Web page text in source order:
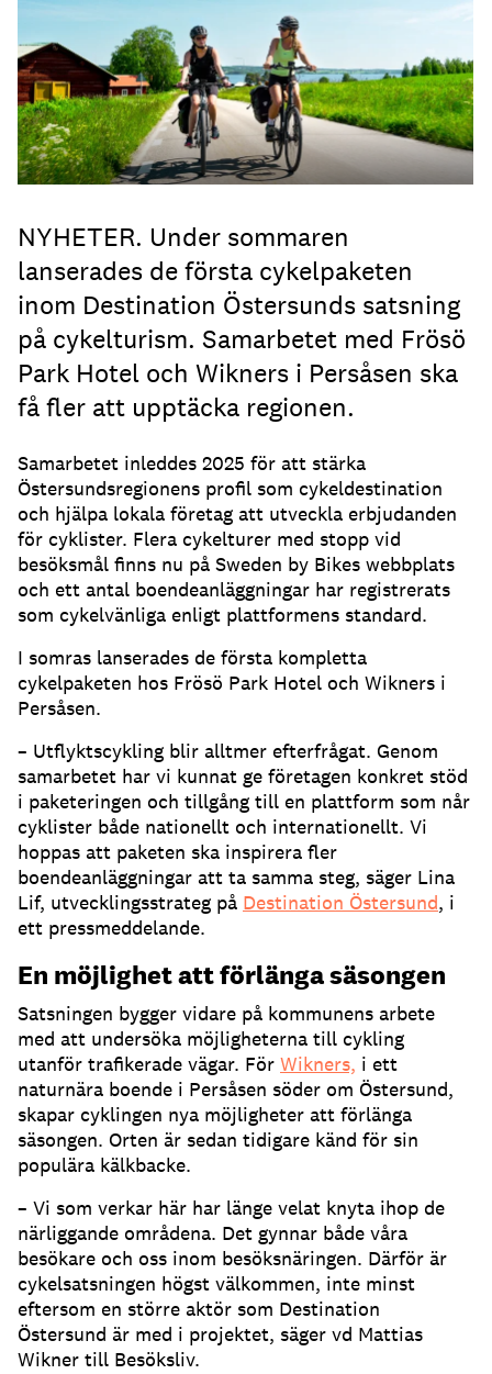
NYHETER. Under sommaren
lanserades de första cykelpaketen
inom Destination Östersunds satsning
på cykelturism. Samarbetet med Frösö
Park Hotel och Wikners i Persåsen ska
få fler att upptäcka regionen.
Samarbetet inleddes 2025 för att stärka
Östersundsregionens profil som cykeldestination
och hjälpa lokala företag att utveckla erbjudanden
för cyklister. Flera cykelturer med stopp vid
besöksmål finns nu på Sweden by Bikes webbplats
och ett antal boendeanläggningar har registrerats
som cykelvänliga enligt plattformens standard.
I somras lanserades de första kompletta
cykelpaketen hos Frösö Park Hotel och Wikners i
Persåsen.
– Utflyktscykling blir alltmer efterfrågat. Genom
samarbetet har vi kunnat ge företagen konkret stöd
i paketeringen och tillgång till en plattform som når
cyklister både nationellt och internationellt. Vi
hoppas att paketen ska inspirera fler
boendeanläggningar att ta samma steg, säger Lina
Lif, utvecklingsstrateg på Destination Östersund, i
ett pressmeddelande.
En möjlighet att förlänga säsongen
Satsningen bygger vidare på kommunens arbete
med att undersöka möjligheterna till cykling
utanför trafikerade vägar. För Wikners, i ett
naturnära boende i Persåsen söder om Östersund,
skapar cyklingen nya möjligheter att förlänga
säsongen. Orten är sedan tidigare känd för sin
populära kälkbacke.
– Vi som verkar här har länge velat knyta ihop de
närliggande områdena. Det gynnar både våra
besökare och oss inom besöksnäringen. Därför är
cykelsatsningen högst välkommen, inte minst
eftersom en större aktör som Destination
Östersund är med i projektet, säger vd Mattias
Wikner till Besöksliv.